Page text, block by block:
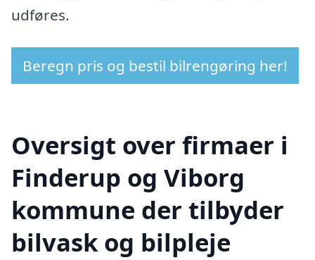
udføres.
Beregn pris og bestil bilrengøring her!
Oversigt over firmaer i
Finderup og Viborg
kommune der tilbyder
bilvask og bilpleje